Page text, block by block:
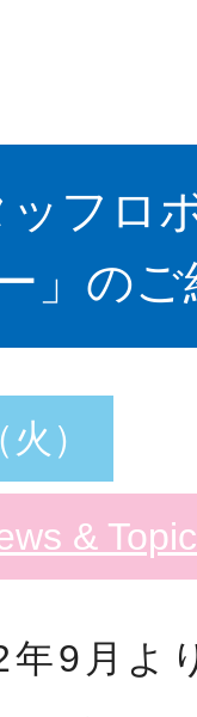
ッフ
」のご
）
&
年9月よ